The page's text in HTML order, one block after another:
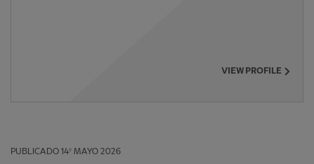
VIEW PROFILE
PUBLICADO 14º MAYO 2026